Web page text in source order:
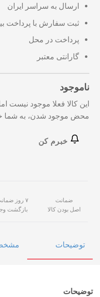
ارسال به سراسر ایران
ثبت سفارش با پرداخت
پرداخت در محل
گارانتی معتبر
ناموجود
این کالا فعلا موجود نیست
محض موجود شدن، به شما
ضمانت
اصل بودن کالا
۷ روز ضمانت
بازگشت
توضیحات
توضیحات